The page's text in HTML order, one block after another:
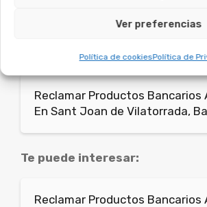
Ver preferencias
Política de cookiesPolítica de
Te puede interesar:
Reclamar Productos Bancarios
En Sant Joan de Vilatorrada,
Te puede interesar:
Reclamar Productos Bancarios